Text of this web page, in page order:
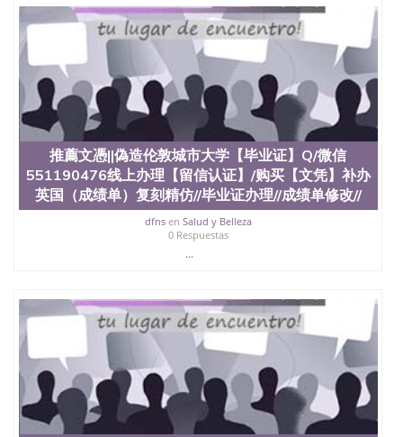
推薦文憑||偽造伦敦城市大学【毕业证】Q/微信
551190476线上办理【留信认证】/购买【文凭】补办
英国（成绩单）复刻精仿//毕业证办理//成绩单修改//
dfnsen Salud y Belleza
0 Respuestas
...